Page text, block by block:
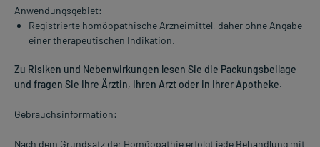
Anwendungsgebiet:
Registrierte homöopathische Arzneimittel, daher ohne Angabe
einer therapeutischen Indikation.
Zu Risiken und Nebenwirkungen lesen Sie die Packungsbeilage
und fragen Sie Ihre Ärztin, Ihren Arzt oder in Ihrer Apotheke.
Gebrauchsinformation:
Nach dem Grundsatz der Homöopathie erfolgt jede Behandlung mit